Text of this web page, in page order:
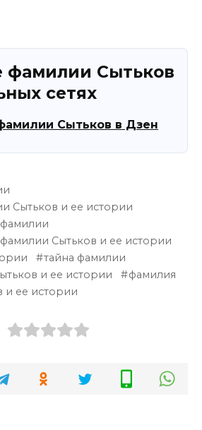
фамилии Сытьков
сетях
Сытьков в Дзен
Сытьков и ее истории
Сытьков и ее истории
тайна фамилии
и ее истории
фамилия
и ее истории